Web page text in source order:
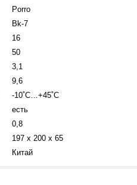
Porro
Bk-7
16
50
3,1
9,6
-10˚С…+45˚С
есть
0,8
197 x 200 x 65
Китай